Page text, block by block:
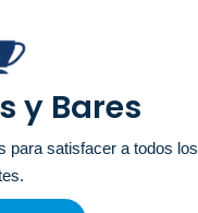
y Bares
para satisfacer a todos los